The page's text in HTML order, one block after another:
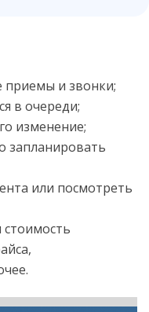
и звонки;
в очереди;
изменение;
запланировать
или посмотреть